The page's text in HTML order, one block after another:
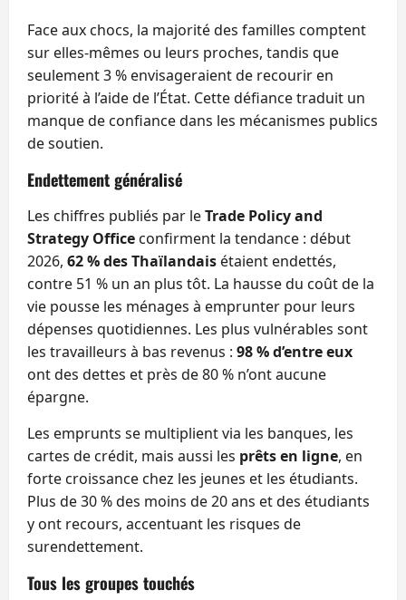
Face aux chocs, la majorité des familles comptent
sur elles-mêmes ou leurs proches, tandis que
seulement 3 % envisageraient de recourir en
priorité à l’aide de l’État. Cette défiance traduit un
manque de confiance dans les mécanismes publics
de soutien.
Endettement généralisé
Les chiffres publiés par leTrade Policy and
Strategy Office confirment la tendance : début
2026, 62 % des Thaïlandais étaient endettés,
contre 51 % un an plus tôt. La hausse du coût de la
vie pousse les ménages à emprunter pour leurs
dépenses quotidiennes. Les plus vulnérables sont
les travailleurs à bas revenus : 98 % d’entre eux
ont des dettes et près de 80 % n’ont aucune
épargne.
Les emprunts se multiplient via les banques, les
cartes de crédit, mais aussi les prêts en ligne, en
forte croissance chez les jeunes et les étudiants.
Plus de 30 % des moins de 20 ans et des étudiants
y ont recours, accentuant les risques de
surendettement.
Tous les groupes touchés